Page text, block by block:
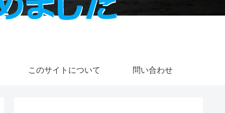
このサイトについて 問い合わせ